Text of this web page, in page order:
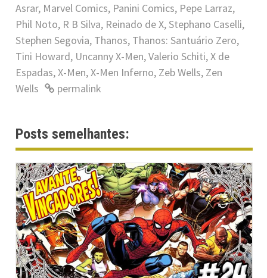
Asrar, Marvel Comics, Panini Comics, Pepe Larraz,
Phil Noto, R B Silva, Reinado de X,Stephano Caselli,
Stephen Segovia, Thanos, Thanos: Santuário Zero,
Tini Howard, Uncanny X-Men,Valerio Schiti,X de
Espadas,X-Men,X-Men Inferno, Zeb Wells, Zen
Wells
permalink
Posts semelhantes: